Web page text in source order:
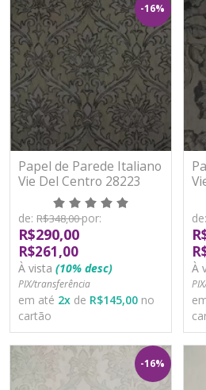
-16%
Papel de Parede Italiano
Vie Del Centro 28223
Vinílico Lavável
de: R$348,00por:
R$290,00
R$261,00
À vista (10% desc)
PIX/transferência
em até 2x de R$145,00 no
cartão
de:
À
-16%